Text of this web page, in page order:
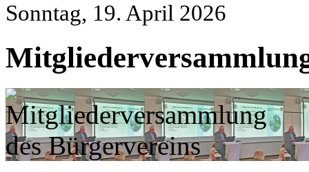
Sonntag, 19. April 2026